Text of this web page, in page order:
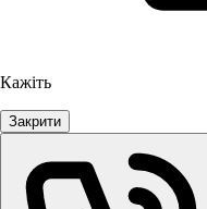
Кажіть
Закрити